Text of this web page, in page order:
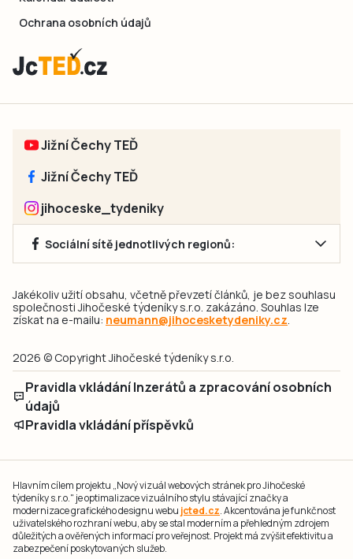
Ochrana osobních údajů
Jižní Čechy TEĎ
Jižní Čechy TEĎ
jihoceske_tydeniky
Sociální sítě jednotlivých regionů:
Jakékoliv užití obsahu, včetně převzetí článků, je bez souhlasu
společnosti Jihočeské týdeníky s.r.o. zakázáno. Souhlas lze
získat na e-mailu: neumann@jihocesketydeniky.cz.
2026 © Copyright Jihočeské týdeníky s.r.o.
Pravidla vkládání Inzerátů a zpracování osobních
údajů
Pravidla vkládání příspěvků
Hlavním cílem projektu „Nový vizuál webových stránek pro Jihočeské
týdeníky s.r.o." je optimalizace vizuálního stylu stávající značky a
modernizace grafického designu webu jcted.cz. Akcentována je funkčnost
uživatelského rozhraní webu, aby se stal moderním a přehledným zdrojem
důležitých a ověřených informací pro veřejnost. Projekt má zvýšit efektivitu a
zabezpečení poskytovaných služeb.